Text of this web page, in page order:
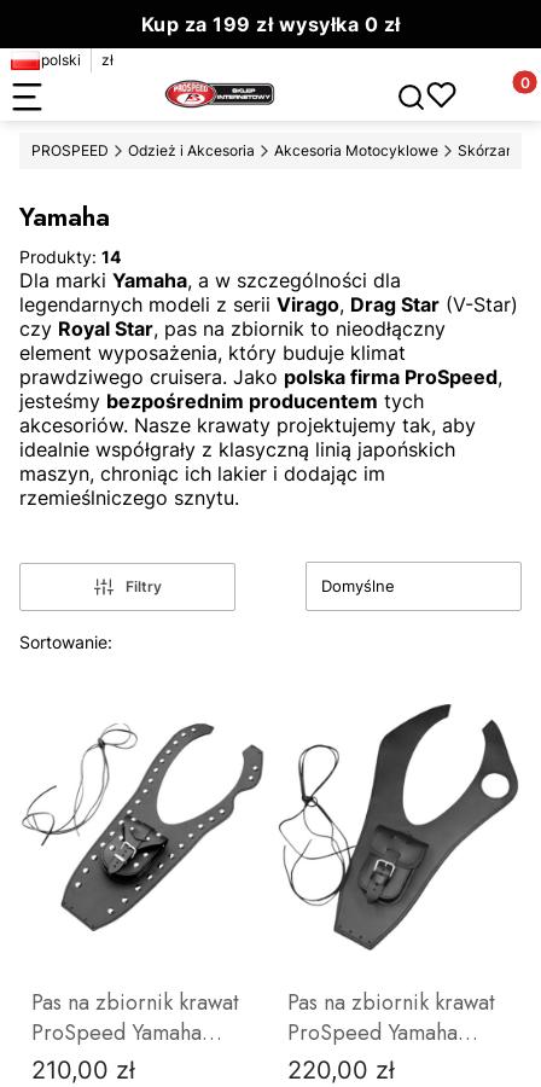
Kup za 199 zł wysyłka 0 zł
polski zł
Otwórz
PROSPEED Odzież i Akcesoria Akcesoria Motocyklowe Skórzane
Yamaha
Produkty: 14
Dla marki Yamaha, a w szczególności dla
legendarnych modeli z serii Virago, Drag Star (V-Star)
czy Royal Star, pas na zbiornik to nieodłączny
element wyposażenia, który buduje klimat
prawdziwego cruisera. Jako polska firma ProSpeed,
jesteśmy bezpośrednim producentem tych
akcesoriów. Nasze krawaty projektujemy tak, aby
idealnie współgrały z klasyczną linią japońskich
maszyn, chroniąc ich lakier i dodając im
rzemieślniczego sznytu.
Filtry
Lista produktów
Sortowanie:
Domyślne
Pas na zbiornik krawat
ProSpeed Yamaha
Drag Star XVS 1100
Cena
210,00 zł
Pas na zbiornik krawat
ProSpeed Yamaha
Drag Star XVS 1100
Cena
220,00 zł